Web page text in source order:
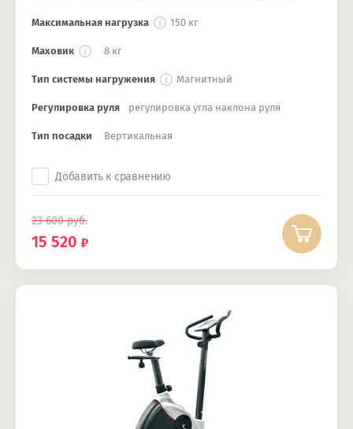
Максимальная нагрузка 150 кг
Маховик 8 кг
Тип системы нагружения Магнитный
Регулировка руля регулировка угла наклона руля
Тип посадки Вертикальная
Добавить к сравнению
23 600руб.
15 520